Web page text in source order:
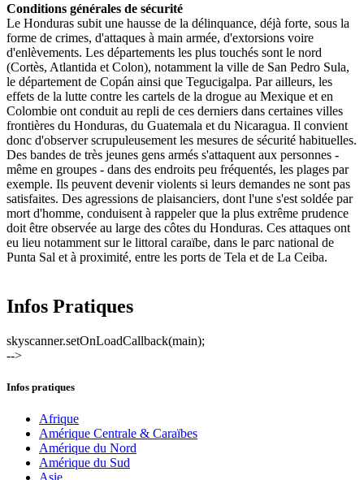
Conditions générales de sécurité
Le Honduras subit une hausse de la délinquance, déjà forte, sous la
forme de crimes, d'attaques à main armée, d'extorsions voire
d'enlèvements. Les départements les plus touchés sont le nord
(Cortès, Atlantida et Colon), notamment la ville de San Pedro Sula,
le département de Copán ainsi que Tegucigalpa. Par ailleurs, les
effets de la lutte contre les cartels de la drogue au Mexique et en
Colombie ont conduit au repli de ces derniers dans certaines villes
frontières du Honduras, du Guatemala et du Nicaragua. Il convient
donc d'observer scrupuleusement les mesures de sécurité habituelles.
Des bandes de très jeunes gens armés s'attaquent aux personnes -
même en groupes - dans des endroits peu fréquentés, les plages par
exemple. Ils peuvent devenir violents si leurs demandes ne sont pas
satisfaites. Des agressions de plaisanciers, dont l'une s'est soldée par
mort d'homme, conduisent à rappeler que la plus extrême prudence
doit être observée au large des côtes du Honduras. Ces attaques ont
eu lieu notamment sur le littoral caraïbe, dans le parc national de
Punta Sal et à proximité, entre les ports de Tela et de La Ceiba.
Infos Pratiques
skyscanner.setOnLoadCallback(main);
-->
Infos pratiques
Afrique
Amérique Centrale & Caraïbes
Amérique du Nord
Amérique du Sud
Asie